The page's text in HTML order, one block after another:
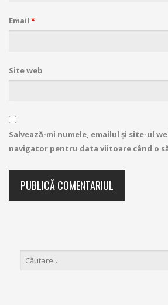
Email *
Site web
Salvează-mi numele, emailul și site-ul
navigator pentru data viitoare când o
CAUTĂ